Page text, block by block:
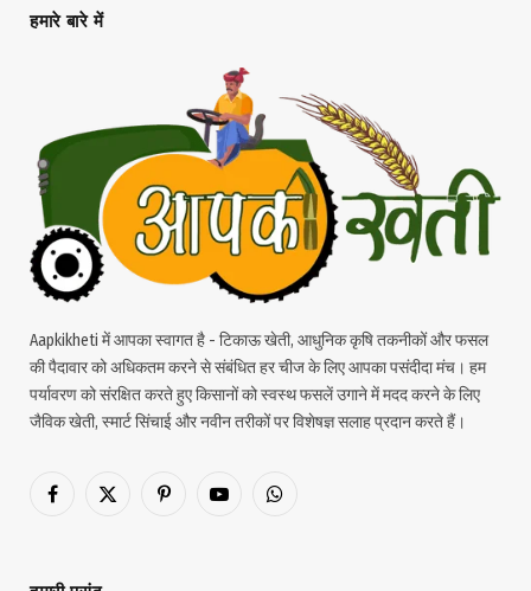
हमारे बारे में
Aapkikheti में आपका स्वागत है - टिकाऊ खेती, आधुनिक कृषि तकनीकों और फसल
की पैदावार को अधिकतम करने से संबंधित हर चीज के लिए आपका पसंदीदा मंच। हम
पर्यावरण को संरक्षित करते हुए किसानों को स्वस्थ फसलें उगाने में मदद करने के लिए
जैविक खेती, स्मार्ट सिंचाई और नवीन तरीकों पर विशेषज्ञ सलाह प्रदान करते हैं।
Facebook
X
PinterestYouTubeWhatsApp